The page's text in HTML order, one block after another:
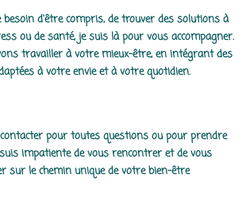
d'être compris, de trouver des solutions à
ou de santé, je suis là pour vous accompagner.
travailler à votre mieux-être, en intégrant des
à votre envie et à votre quotidien.
pour toutes questions ou pour prendre
impatiente de vous rencontrer et de vous
sur le chemin unique de votre bien-être.